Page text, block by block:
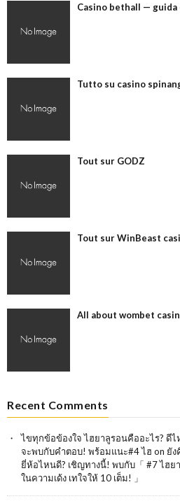
Casino bethall — guida
Tutto su casino
Tout sur GODZ
Tout sur WinBeast
All about wombet
Recent Comments
ไขทุกข้อข้องใจ ไฮยาลูรอนคืออะไร? ดี
จะพบกับคำตอบ! พร้อมแนะ#4 ไฮ on ยัง
ยี่ห้อไหนดี? เชิญทางนี้! พบกับ「 #7 ไฮย
ในความเด้ง เทใจให้ 10 เต็ม! 」